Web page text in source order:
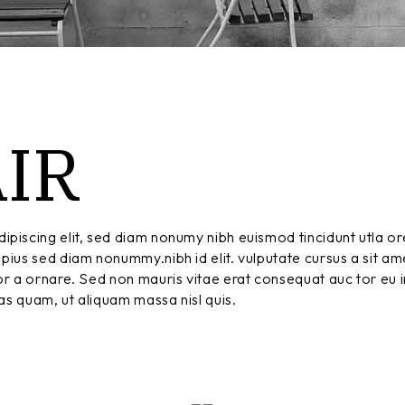
elit, sed diam nonumy nibh euismod tincidunt utla
sed diam nonummy.nibh id elit. vulputate cursus a sit
a ornare. Sed non mauris vitae erat consequat auc tor eu
quam, ut aliquam massa nisl quis.